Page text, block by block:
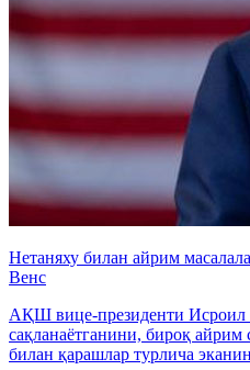
Нетаняху билан айрим
Венс
АҚШ вице-президенти Исроил
сақланаётганини, бироқ айрим
билан қарашлар турлича